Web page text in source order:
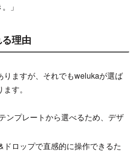
」
理由
りますが、それでもwelukaが選ば
す。
ンプレートから選べるため、デザ
ドロップで直感的に操作できるた